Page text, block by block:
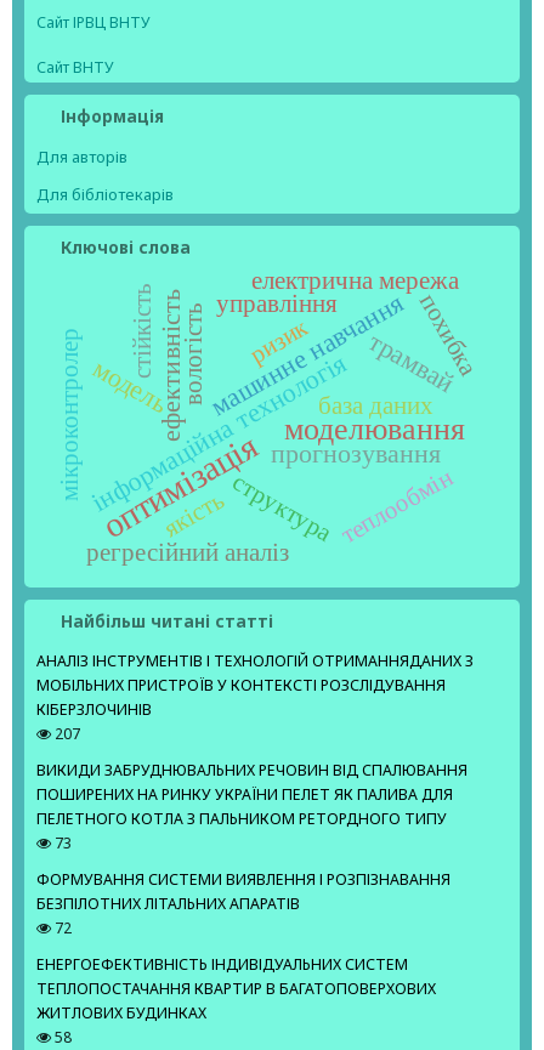
Сайт ІРВЦ ВНТУ
Сайт ВНТУ
Інформація
Для авторів
Для бібліотекарів
Ключові слова
оптимізація моделювання
інформаційна технологія
ефективність машинне навчання
модель
прогнозування
трамвай
вологість ризик
управління
теплообмін
структура
стійкість
регресійний аналіз
мікроконтролер
якість
електрична мережа
база даних
похибка
Найбільш читані статті
АНАЛІЗ ІНСТРУМЕНТІВ І ТЕХНОЛОГІЙ ОТРИМАННЯДАНИХ З
МОБІЛЬНИХ ПРИСТРОЇВ У КОНТЕКСТІ РОЗСЛІДУВАННЯ
КІБЕРЗЛОЧИНІВ
207
ВИКИДИ ЗАБРУДНЮВАЛЬНИХ РЕЧОВИН ВІД СПАЛЮВАННЯ
ПОШИРЕНИХ НА РИНКУ УКРАЇНИ ПЕЛЕТ ЯК ПАЛИВА ДЛЯ
ПЕЛЕТНОГО КОТЛА З ПАЛЬНИКОМ РЕТОРДНОГО ТИПУ
73
ФОРМУВАННЯ СИСТЕМИ ВИЯВЛЕННЯ І РОЗПІЗНАВАННЯ
БЕЗПІЛОТНИХ ЛІТАЛЬНИХ АПАРАТІВ
72
ЕНЕРГОЕФЕКТИВНІСТЬ ІНДИВІДУАЛЬНИХ СИСТЕМ
ТЕПЛОПОСТАЧАННЯ КВАРТИР В БАГАТОПОВЕРХОВИХ
ЖИТЛОВИХ БУДИНКАХ
58